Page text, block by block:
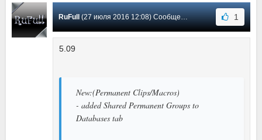
RuFull (27 июля 2016 12:08) Сообщение #82 1
5.09
New:(Permanent Clips/Macros)
- added Shared Permanent Groups to
Databases tab